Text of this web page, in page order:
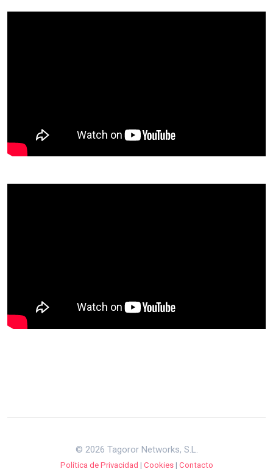
© 2026 Tagoror Networks, S.L.
Política de Privacidad | Cookies| Contacto